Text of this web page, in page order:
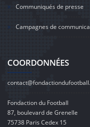
Communiqués de presse
Campagnes de
COORDONNÉES
Fondaction du Football
87, boulevard de Grenelle
75738 Paris Cedex 15